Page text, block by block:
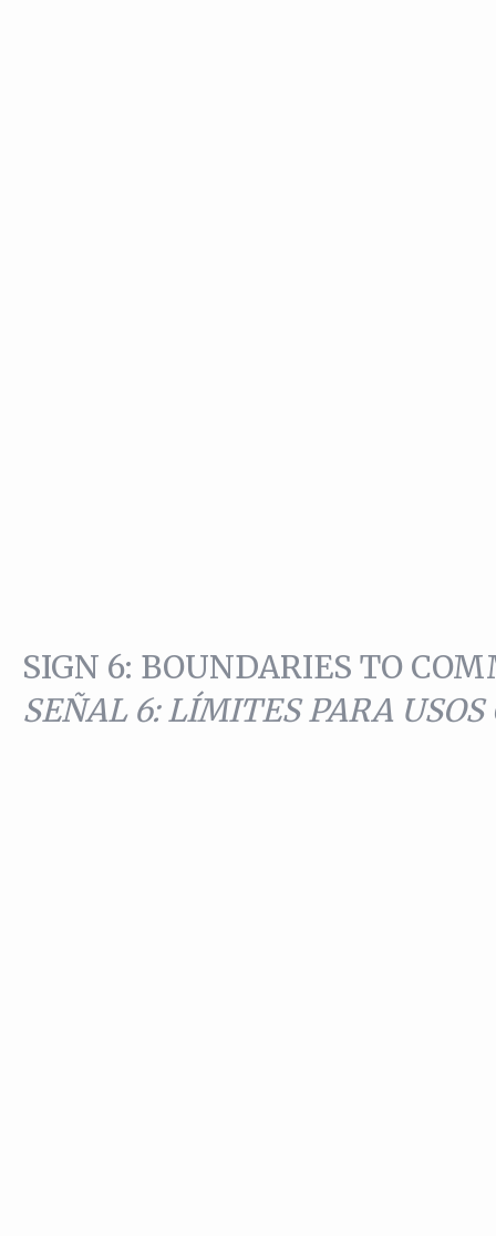
SIGN 6: BOUNDARIES TO
SEÑAL 6: LÍMITES PARA